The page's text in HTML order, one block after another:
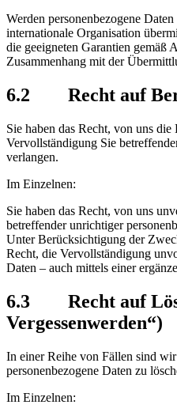
Werden personenbezogene
internationale Organisation
die geeigneten Garantien gemäß
Zusammenhang mit der
6.2 Recht auf
Sie haben das Recht, von uns
Vervollständigung Sie
verlangen.
Im Einzelnen:
Sie haben das Recht, von uns
betreffender unrichtiger
Unter Berücksichtigung der
Recht, die Vervollständigung
Daten – auch mittels einer
6.3 Recht auf
Vergessenwerden“)
In einer Reihe von Fällen sind
personenbezogene Daten zu
Im Einzelnen: